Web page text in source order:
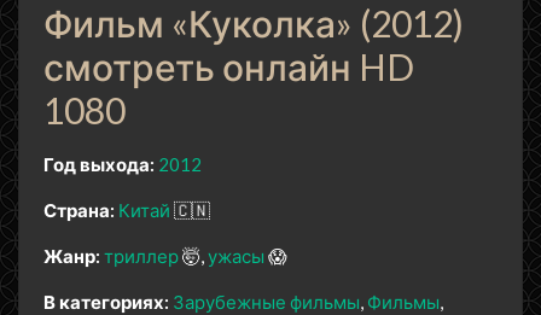
Фильм «Куколка» (2012)
смотреть онлайн HD
1080
Год выхода: 2012
Страна: Китай 🇨🇳
Жанр: триллер🤯 ужасы 😱
В категориях: Зарубежные фильмы Фильмы